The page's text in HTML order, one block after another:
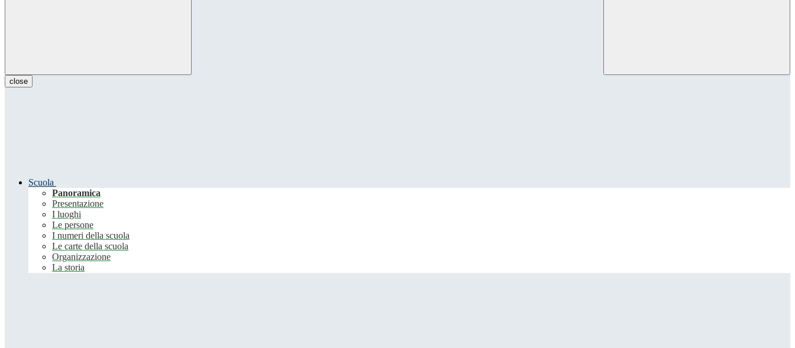
close
Scuola
Panoramica
Presentazione
I luoghi
Le persone
I numeri della scuola
Le carte della scuola
Organizzazione
La storia